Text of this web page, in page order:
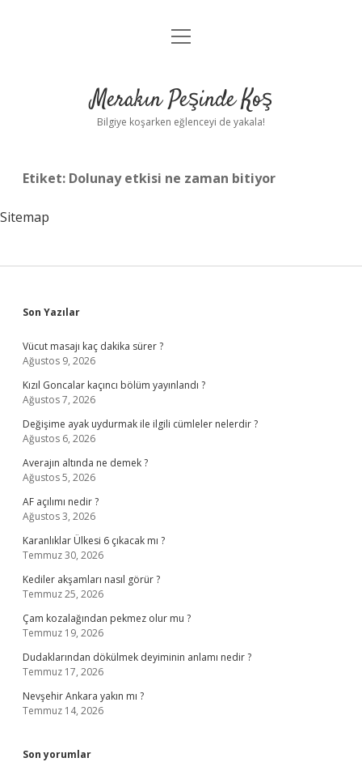
Anasayfa
Yasal Uyarı
menüyü
Merakın Peşinde Koş
Bilgiye koşarken eğlenceyi de yakala!
Etiket: Dolunay etkisi ne zaman bitiyor
Sitemap
Sidebar
Son Yazılar
Vücut masajı kaç dakika sürer ?
Ağustos 9, 2026
Kızıl Goncalar kaçıncı bölüm yayınlandı ?
Ağustos 7, 2026
Değişime ayak uydurmak ile ilgili cümleler nelerdir ?
Ağustos 6, 2026
Averajın altında ne demek ?
Ağustos 5, 2026
AF açılımı nedir ?
Ağustos 3, 2026
Karanlıklar Ülkesi 6 çıkacak mı ?
Temmuz 30, 2026
Kediler akşamları nasıl görür ?
Temmuz 25, 2026
Çam kozalağından pekmez olur mu ?
Temmuz 19, 2026
Dudaklarından dökülmek deyiminin anlamı nedir ?
Temmuz 17, 2026
Nevşehir Ankara yakın mı ?
Temmuz 14, 2026
Son yorumlar